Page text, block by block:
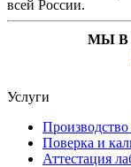
всей России.
МЫ В
Услуги
Поверка и
Аттестация